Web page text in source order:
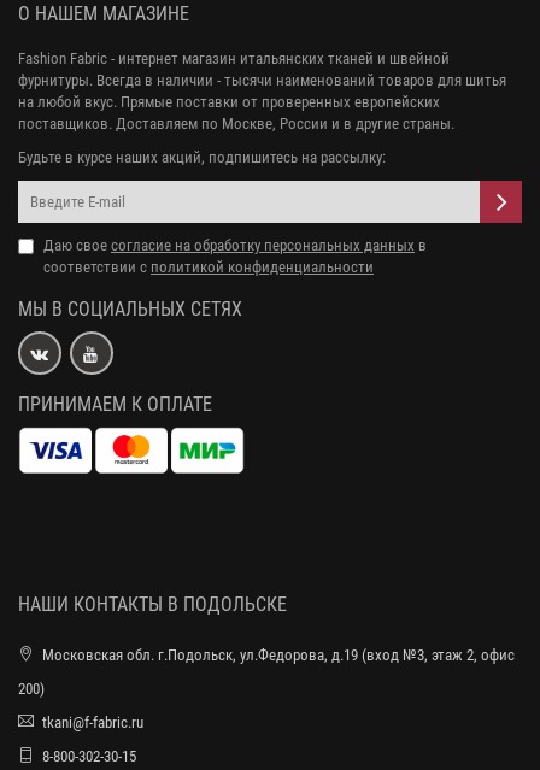
О НАШЕМ МАГАЗИНЕ
Fashion Fabric - интернет магазин итальянских тканей и швейной
фурнитуры. Всегда в наличии - тысячи наименований товаров для шитья
на любой вкус. Прямые поставки от проверенных европейских
поставщиков. Доставляем по Москве, России и в другие страны.
Будьте в курсе наших акций, подпишитесь на рассылку:
Даю свое согласие на обработку персональных данных в
соответствии с политикой конфиденциальности
МЫ В СОЦИАЛЬНЫХ СЕТЯХ
ПРИНИМАЕМ К ОПЛАТЕ
НАШИ КОНТАКТЫ В ПОДОЛЬСКЕ
Московская обл. г.Подольск, ул.Федорова, д.19 (вход №3, этаж 2, офис
200)
tkani@f-fabric.ru
8-800-302-30-15